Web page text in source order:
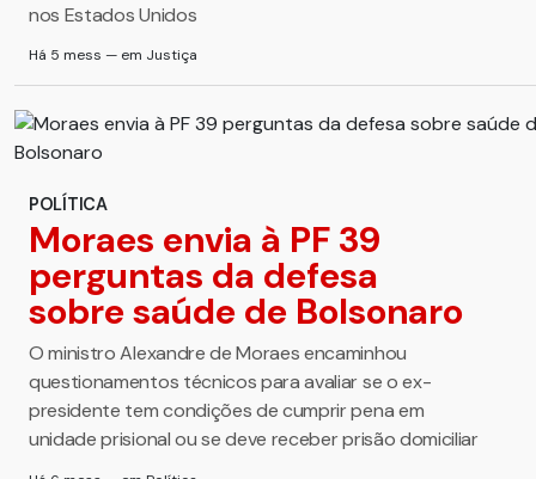
nos Estados Unidos
Há 5 mess — em Justiça
POLÍTICA
Moraes envia à PF 39
perguntas da defesa
sobre saúde de Bolsonaro
O ministro Alexandre de Moraes encaminhou
questionamentos técnicos para avaliar se o ex-
presidente tem condições de cumprir pena em
unidade prisional ou se deve receber prisão domiciliar